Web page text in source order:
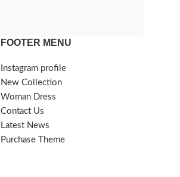
FOOTER MENU
Instagram profile
New Collection
Woman Dress
Contact Us
Latest News
Purchase Theme